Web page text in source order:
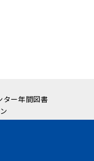
ター年間図書